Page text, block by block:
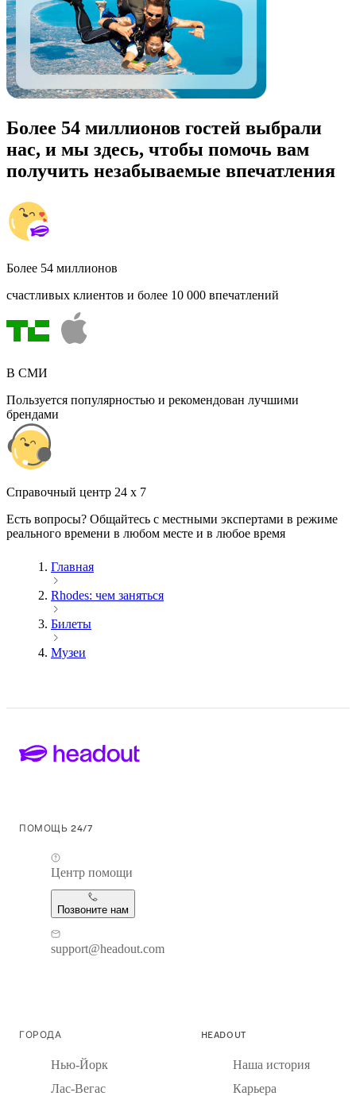
Более 54 миллионов гостей выбрали
нас, и мы здесь, чтобы помочь вам
получить незабываемые впечатления
Более 54 миллионов
счастливых клиентов и более 10 000 впечатлений
В СМИ
Пользуется популярностью и рекомендован лучшими
брендами
Cправочный центр 24 x 7
Есть вопросы? Общайтесь с местными экспертами в режиме
реального времени в любом месте и в любое время
Главная
Rhodes: чем заняться
Билеты
Музеи
ПОМОЩЬ 24/7
Центр помощи
Позвоните нам
support@headout.com
ГОРОДА
Нью-Йорк
Лас-Вегас
HEADOUT
Наша история
Карьера